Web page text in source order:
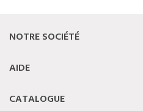
NOTRE SOCIÉTÉ
AIDE
CATALOGUE